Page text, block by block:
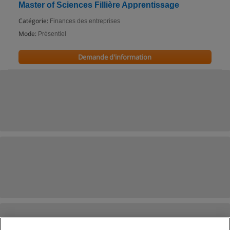
Master of Sciences Fillière Apprentissage
Catégorie: Finances des entreprises
Mode: Présentiel
Demande d'information